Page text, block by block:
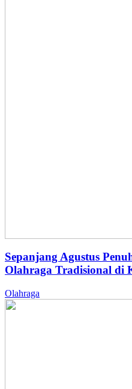
Sepanjang Agustus
Olahraga Tradisional di
Olahraga